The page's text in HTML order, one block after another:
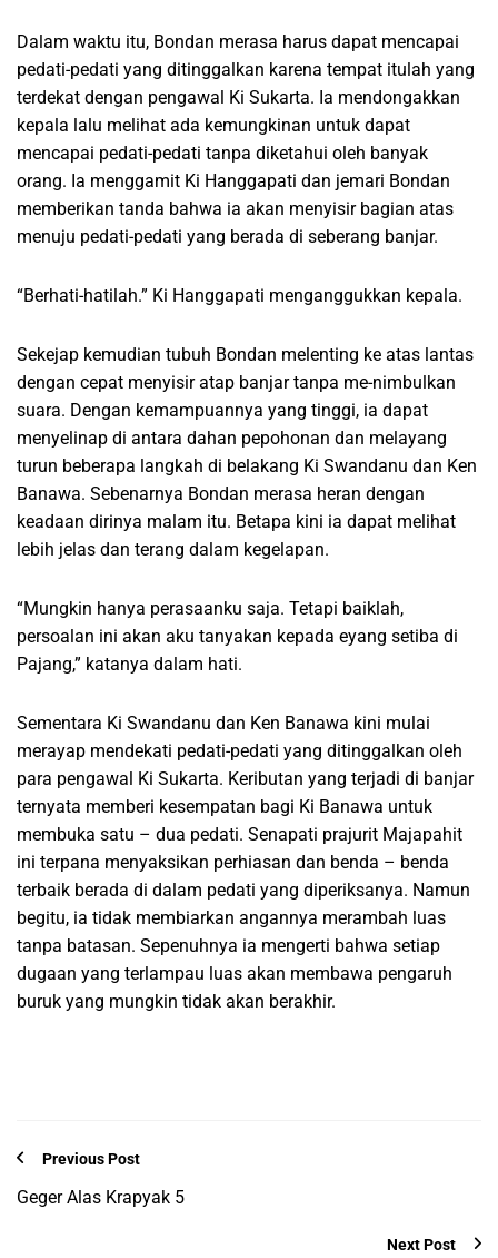
Dalam waktu itu, Bondan merasa harus dapat mencapai
pedati-pedati yang ditinggalkan karena tempat itulah yang
terdekat dengan pengawal Ki Sukarta. Ia mendongakkan
kepala lalu melihat ada kemungkinan untuk dapat
mencapai pedati-pedati tanpa diketahui oleh banyak
orang. Ia menggamit Ki Hanggapati dan jemari Bondan
memberikan tanda bahwa ia akan menyisir bagian atas
menuju pedati-pedati yang berada di seberang banjar.
“Berhati-hatilah.” Ki Hanggapati menganggukkan kepala.
Sekejap kemudian tubuh Bondan melenting ke atas lantas
dengan cepat menyisir atap banjar tanpa me-nimbulkan
suara. Dengan kemampuannya yang tinggi, ia dapat
menyelinap di antara dahan pepohonan dan melayang
turun beberapa langkah di belakang Ki Swandanu dan Ken
Banawa. Sebenarnya Bondan merasa heran dengan
keadaan dirinya malam itu. Betapa kini ia dapat melihat
lebih jelas dan terang dalam kegelapan.
“Mungkin hanya perasaanku saja. Tetapi baiklah,
persoalan ini akan aku tanyakan kepada eyang setiba di
Pajang,” katanya dalam hati.
Sementara Ki Swandanu dan Ken Banawa kini mulai
merayap mendekati pedati-pedati yang ditinggalkan oleh
para pengawal Ki Sukarta. Keributan yang terjadi di banjar
ternyata memberi kesempatan bagi Ki Banawa untuk
membuka satu – dua pedati. Senapati prajurit Majapahit
ini terpana menyaksikan perhiasan dan benda – benda
terbaik berada di dalam pedati yang diperiksanya. Namun
begitu, ia tidak membiarkan angannya merambah luas
tanpa batasan. Sepenuhnya ia mengerti bahwa setiap
dugaan yang terlampau luas akan membawa pengaruh
buruk yang mungkin tidak akan berakhir.
Previous Post
Geger Alas Krapyak 5
Next Post